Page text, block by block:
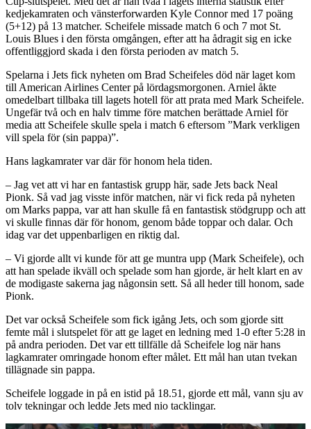
kedjekamraten och vänsterforwarden Kyle Connor med 17 poäng
(5+12) på 13 matcher. Scheifele missade match 6 och 7 mot St.
Louis Blues i den första omgången, efter att ha ådragit sig en icke
offentliggjord skada i den första perioden av match 5.
Spelarna i Jets fick nyheten om Brad Scheifeles död när laget kom
till American Airlines Center på lördagsmorgonen. Arniel åkte
omedelbart tillbaka till lagets hotell för att prata med Mark Scheifele.
Ungefär två och en halv timme före matchen berättade Arniel för
media att Scheifele skulle spela i match 6 eftersom ”Mark verkligen
vill spela för (sin pappa)”.
Hans lagkamrater var där för honom hela tiden.
– Jag vet att vi har en fantastisk grupp här, sade Jets back Neal
Pionk. Så vad jag visste inför matchen, när vi fick reda på nyheten
om Marks pappa, var att han skulle få en fantastisk stödgrupp och att
vi skulle finnas där för honom, genom både toppar och dalar. Och
idag var det uppenbarligen en riktig dal.
– Vi gjorde allt vi kunde för att ge muntra upp (Mark Scheifele), och
att han spelade ikväll och spelade som han gjorde, är helt klart en av
de modigaste sakerna jag någonsin sett. Så all heder till honom, sade
Pionk.
Det var också Scheifele som fick igång Jets, och som gjorde sitt
femte mål i slutspelet för att ge laget en ledning med 1-0 efter 5:28 in
på andra perioden. Det var ett tillfälle då Scheifele log när hans
lagkamrater omringade honom efter målet. Ett mål han utan tvekan
tillägnade sin pappa.
Scheifele loggade in på en istid på 18.51, gjorde ett mål, vann sju av
tolv tekningar och ledde Jets med nio tacklingar.